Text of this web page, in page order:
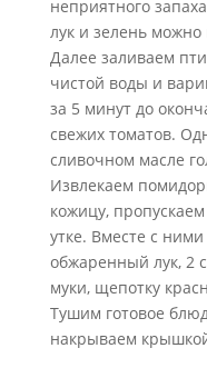
неприятного
лук и зелень можно
Далее заливаем
чистой воды и
за 5 минут до
свежих томатов.
сливочном масле
Извлекаем
кожицу,
утке. Вместе с
обжаренный лук, 2
муки, щепотку
Тушим готовое
накрываем